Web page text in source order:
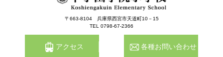
アクセス 各種お問い合わせ
〒663-8104 兵庫県西宮市天道町10－15
TEL 0798-67-2366